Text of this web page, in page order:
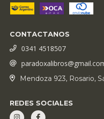
CONTACTANOS
0341 4518507
Mendoza 923, Rosario,
REDES SOCIALES